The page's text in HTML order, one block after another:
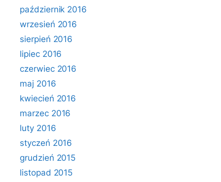
październik 2016
wrzesień 2016
sierpień 2016
lipiec 2016
czerwiec 2016
maj 2016
kwiecień 2016
marzec 2016
luty 2016
styczeń 2016
grudzień 2015
listopad 2015